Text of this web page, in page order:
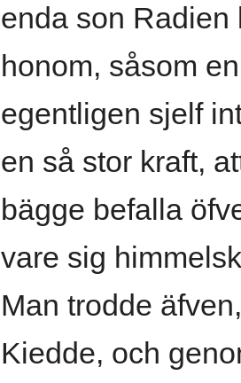
enda son Radien
honom, såsom
egentligen sjelf
en så stor kraft,
bägge befalla
vare sig
Man trodde
Kiedde, och